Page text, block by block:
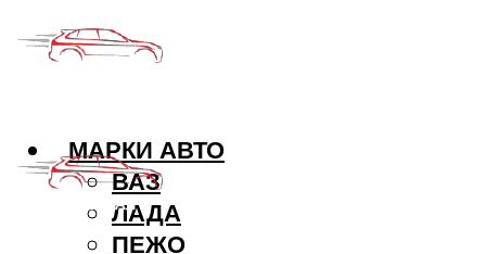
МАРКИ АВТО
ВАЗ
ЛАДА
ПЕЖО